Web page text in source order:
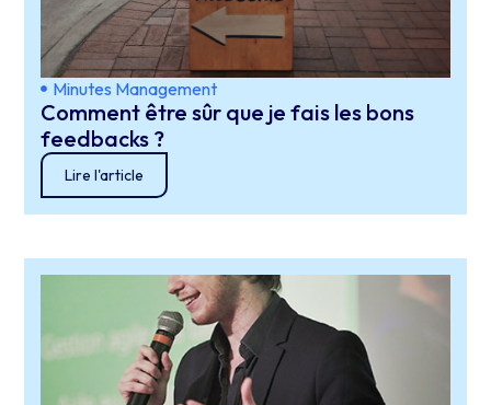
Minutes Management
Comment être sûr que je fais les bons
feedbacks ?
Lire l'article